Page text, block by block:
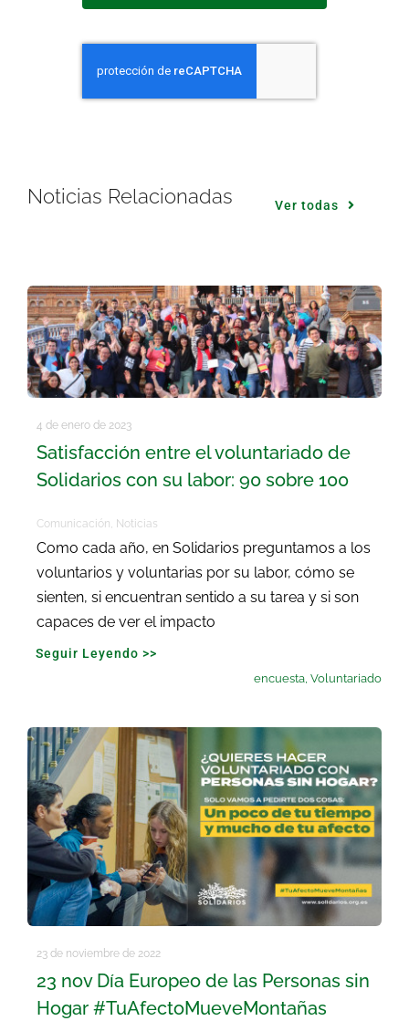
Noticias Relacionadas Ver todas
4 de enero de 2023
Satisfacción entre el voluntariado de
Solidarios con su labor: 90 sobre 100
Comunicación Noticias
Como cada año, en Solidarios preguntamos a los
voluntarios y voluntarias por su labor, cómo se
sienten, si encuentran sentido a su tarea y si son
capaces de ver el impacto
Seguir Leyendo >>
encuesta ,Voluntariado
23 de noviembre de 2022
23 nov Día Europeo de las Personas sin
Hogar #TuAfectoMueveMontañas